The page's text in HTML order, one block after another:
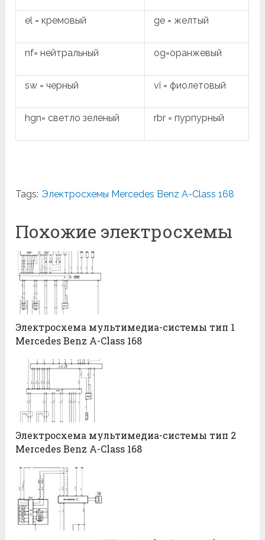
el = кремовый ge = желтый
nf= нейтральный og=оранжевый
sw = черный vi = фиолетовый
hgn= светло зеленый rbr = пурпурный
Tags: Электросхемы Mercedes Benz A-Class 168
Похожие электросхемы
Электросхема мультимедиа-системы тип 1
Mercedes Benz A-Class 168
Электросхема мультимедиа-системы тип 2
Mercedes Benz A-Class 168